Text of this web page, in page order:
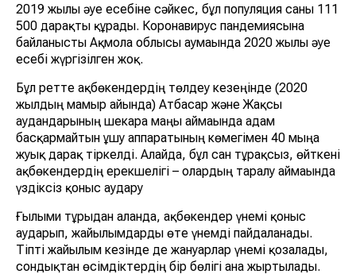
2019 жылғы әуе есебіне сәйкес, бұл популяция саны 111
500 дарақты құрады. Коронавирус пандемиясына
байланысты Ақмола облысы аумағында 2020 жылы әуе
есебі жүргізілген жоқ.
Бұл ретте ақбөкендердің төлдеу кезеңінде (2020
жылдың мамыр айында) Атбасар және Жақсы
аудандарының шекара маңы аймағында адам
басқармайтын ұшу аппаратының көмегімен 40 мыңға
жуық дарақ тіркелді. Алайда, бұл сан тұрақсыз, өйткені
ақбөкендердің ерекшелігі – олардың таралу аймағында
үздіксіз қоныс аудару
Ғылыми тұрғыдан алғанда, ақбөкендер үнемі қоныс
аударып, жайылымдарды өте үнемді пайдаланады.
Тіпті жайылым кезінде де жануарлар үнемі қозғалады,
сондықтан өсімдіктердің бір бөлігі ғана жыртылады.